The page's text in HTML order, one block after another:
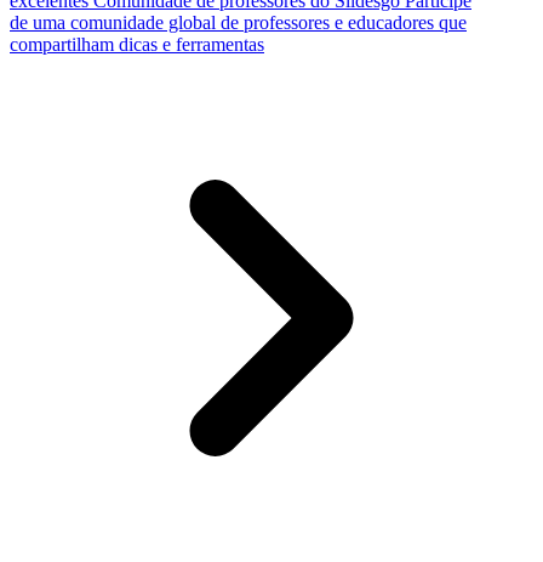
de uma comunidade global de professores e educadores que
compartilham dicas e ferramentas